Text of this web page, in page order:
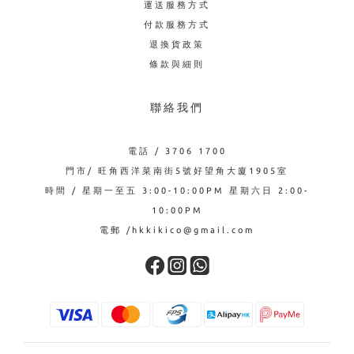
運送服務方式
付款服務方式
退換貨政策
條款與細則
聯絡我們
電話 / 3706 1700
門市/ 旺角西洋菜南街5號好望角大廈1905室
時間 / 星期一至五 3:00-10:00PM 星期六日 2:00-
10:00PM
電郵 /hkkikico@gmail.com